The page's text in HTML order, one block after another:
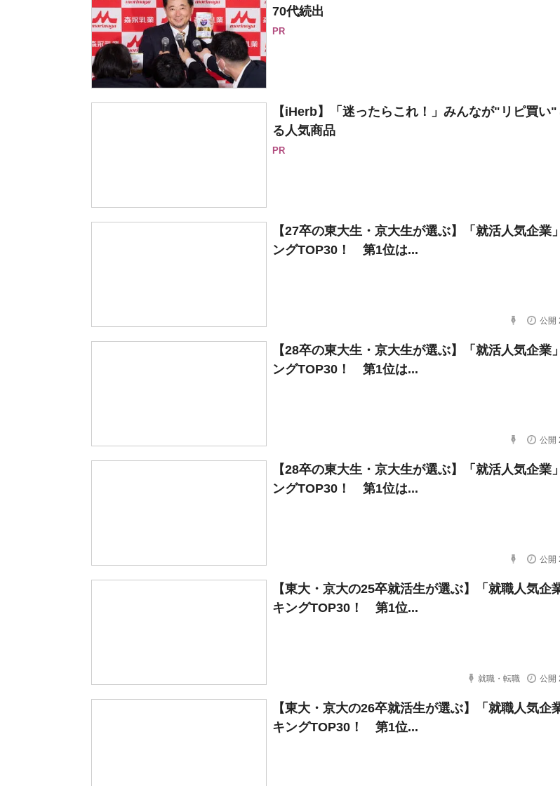
70代続出
PR
【iHerb】「迷ったらこれ！」みんなが"リピ買い
る人気商品
PR
【27卒の東大生・京大生が選ぶ】「就活人気企業
ングTOP30！ 第1位は...
公開
【28卒の東大生・京大生が選ぶ】「就活人気企業
ングTOP30！ 第1位は...
公開
【28卒の東大生・京大生が選ぶ】「就活人気企業
ングTOP30！ 第1位は...
公開
【東大・京大の25卒就活生が選ぶ】「就職人気企
キングTOP30！ 第1位...
就職・転職 公開
【東大・京大の26卒就活生が選ぶ】「就職人気企
キングTOP30！ 第1位...